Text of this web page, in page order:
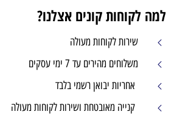
למה לקוחות קונים אצלנו?
שירות לקוחות מעולה
משלוחים מהירים עד 7 ימי עסקים
אחריות יבואן רשמי בלבד
קנייה מאובטחת ושירות לקוחות מעולה